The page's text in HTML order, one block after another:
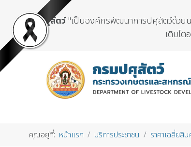
กรมปศุสัตว์"เป็นองค์กรพัฒนาการปศุสัตว์ด้วยน
เติบโ
คุณอยู่ที่: หน้าแรก บริการประชาชน ราคาเฉลี่ยสิ